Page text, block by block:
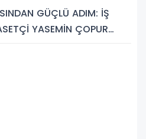
GÜÇLÜ ADIM: İŞ
YASEMİN ÇOPUR